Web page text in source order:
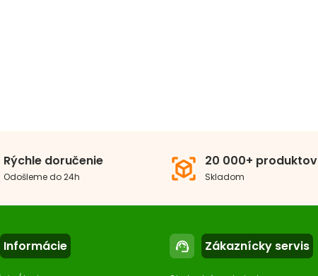
Rýchle doručenie
Odošleme do 24h view_in_ar 20 000+ produktov
Skladom
Informácie support_agent Zákaznícky servis